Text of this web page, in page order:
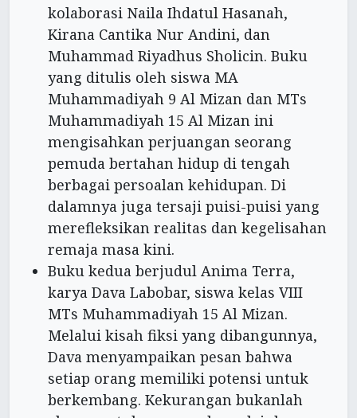
kolaborasi Naila Ihdatul Hasanah,
Kirana Cantika Nur Andini, dan
Muhammad Riyadhus Sholicin. Buku
yang ditulis oleh siswa MA
Muhammadiyah 9 Al Mizan dan MTs
Muhammadiyah 15 Al Mizan ini
mengisahkan perjuangan seorang
pemuda bertahan hidup di tengah
berbagai persoalan kehidupan. Di
dalamnya juga tersaji puisi-puisi yang
merefleksikan realitas dan kegelisahan
remaja masa kini.
Buku kedua berjudul Anima Terra,
karya Dava Labobar, siswa kelas VIII
MTs Muhammadiyah 15 Al Mizan.
Melalui kisah fiksi yang dibangunnya,
Dava menyampaikan pesan bahwa
setiap orang memiliki potensi untuk
berkembang. Kekurangan bukanlah